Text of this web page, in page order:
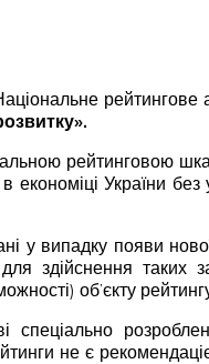
рейтингове
рейтинговою
економіці України
у випадку появи
здійснення
об’єкту
спеціально
не є